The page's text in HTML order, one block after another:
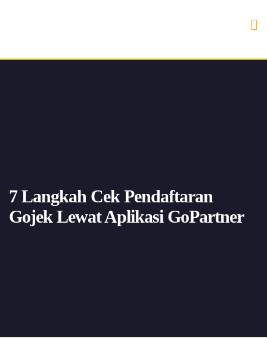
7 Langkah Cek Pendaftaran
Gojek Lewat Aplikasi GoPartner